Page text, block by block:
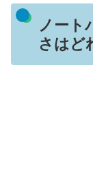
ノート
さはど